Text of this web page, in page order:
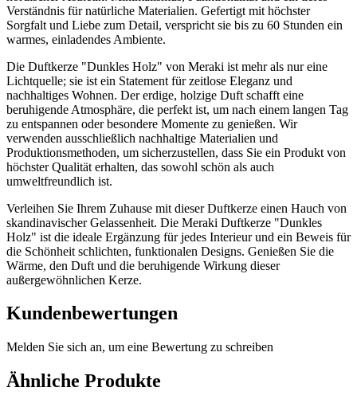
Verständnis für natürliche Materialien. Gefertigt mit höchster
Sorgfalt und Liebe zum Detail, verspricht sie bis zu 60 Stunden ein
warmes, einladendes Ambiente.
Die Duftkerze "Dunkles Holz" von Meraki ist mehr als nur eine
Lichtquelle; sie ist ein Statement für zeitlose Eleganz und
nachhaltiges Wohnen. Der erdige, holzige Duft schafft eine
beruhigende Atmosphäre, die perfekt ist, um nach einem langen Tag
zu entspannen oder besondere Momente zu genießen. Wir
verwenden ausschließlich nachhaltige Materialien und
Produktionsmethoden, um sicherzustellen, dass Sie ein Produkt von
höchster Qualität erhalten, das sowohl schön als auch
umweltfreundlich ist.
Verleihen Sie Ihrem Zuhause mit dieser Duftkerze einen Hauch von
skandinavischer Gelassenheit. Die Meraki Duftkerze "Dunkles
Holz" ist die ideale Ergänzung für jedes Interieur und ein Beweis für
die Schönheit schlichten, funktionalen Designs. Genießen Sie die
Wärme, den Duft und die beruhigende Wirkung dieser
außergewöhnlichen Kerze.
Kundenbewertungen
Melden Sie sich an, um eine Bewertung zu schreiben
Ähnliche Produkte